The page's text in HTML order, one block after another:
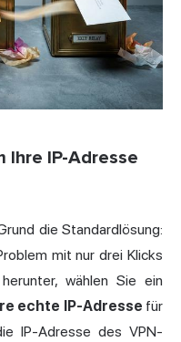
Ihre IP-Adresse
die Standardlösung:
mit nur drei Klicks
wählen Sie ein
echte IP-Adresse für
IP-Adresse des VPN-